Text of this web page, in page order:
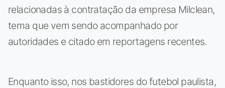
relacionadas à contratação da empresa Milclean,
tema que vem sendo acompanhado por
autoridades e citado em reportagens recentes.
Enquanto isso, nos bastidores do futebol paulista,